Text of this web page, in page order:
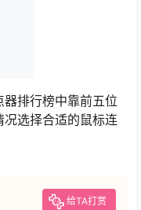
排行榜中靠前五位
选择合适的鼠标连
给TA打赏